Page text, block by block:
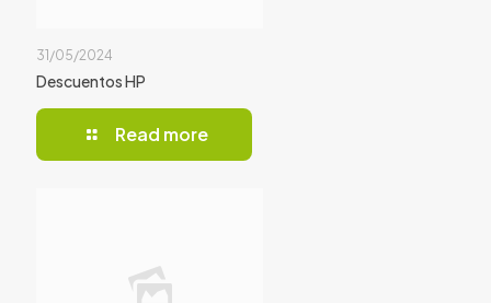
31/05/2024
Descuentos HP
Read more